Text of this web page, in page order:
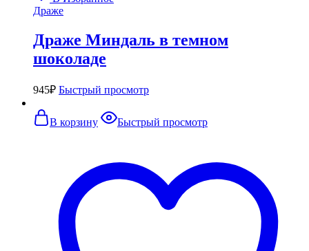
Драже
Драже Миндаль в темном
шоколаде
945₽ Быстрый просмотр
В корзину Быстрый просмотр